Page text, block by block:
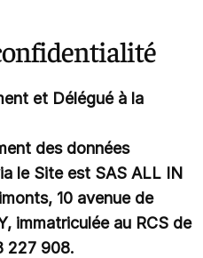
et Délégué à la
des données
le Site est SAS ALL IN
10 avenue de
immatriculée au RCS de
227 908.